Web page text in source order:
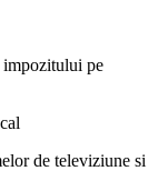
impozitului pe
de televiziune si